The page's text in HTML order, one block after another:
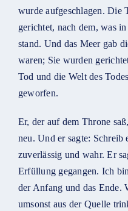
wurde aufgeschlagen. Die
gerichtet, nach dem, was
stand. Und das Meer gab
waren; Sie wurden
Tod und die Welt des
geworfen.
Er, der auf dem Throne
neu. Und er sagte: Schreib
zuverlässig und wahr. Er
Erfüllung gegangen. Ich
der Anfang und das Ende.
umsonst aus der Quelle